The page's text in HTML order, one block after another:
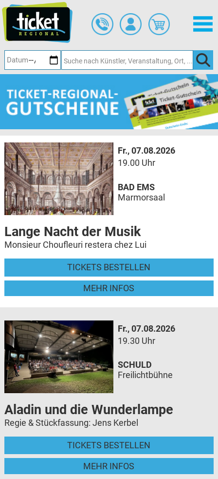
Hauptinhalt
springen
Fr., 07.08.2026
19.00 Uhr
Lange Nacht der Musik
Monsieur Choufleuri restera chez Lui
TICKETS BESTELLEN
MEHR INFOS
BAD EMS
Marmorsaal
Fr., 07.08.2026
19.30 Uhr
Aladin und die Wunderlampe
Regie & Stückfassung: Jens Kerbel
TICKETS BESTELLEN
MEHR INFOS
SCHULD
Freilichtbühne